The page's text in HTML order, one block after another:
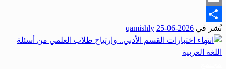
Email
Share
نُشر في 2026-06-25
qamishly